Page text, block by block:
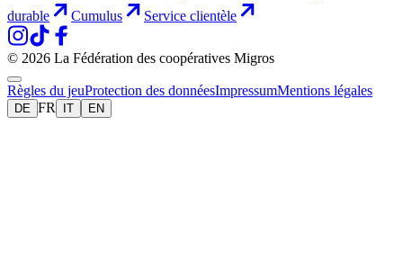
durable
Cumulus Service clientèle
© 2026 La Fédération des coopératives Migros
Règles du jeuProtection des donnéesImpressumMentions légales
DE FR IT EN